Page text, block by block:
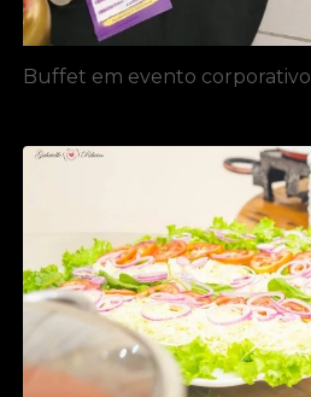
Buffet em evento corporativo